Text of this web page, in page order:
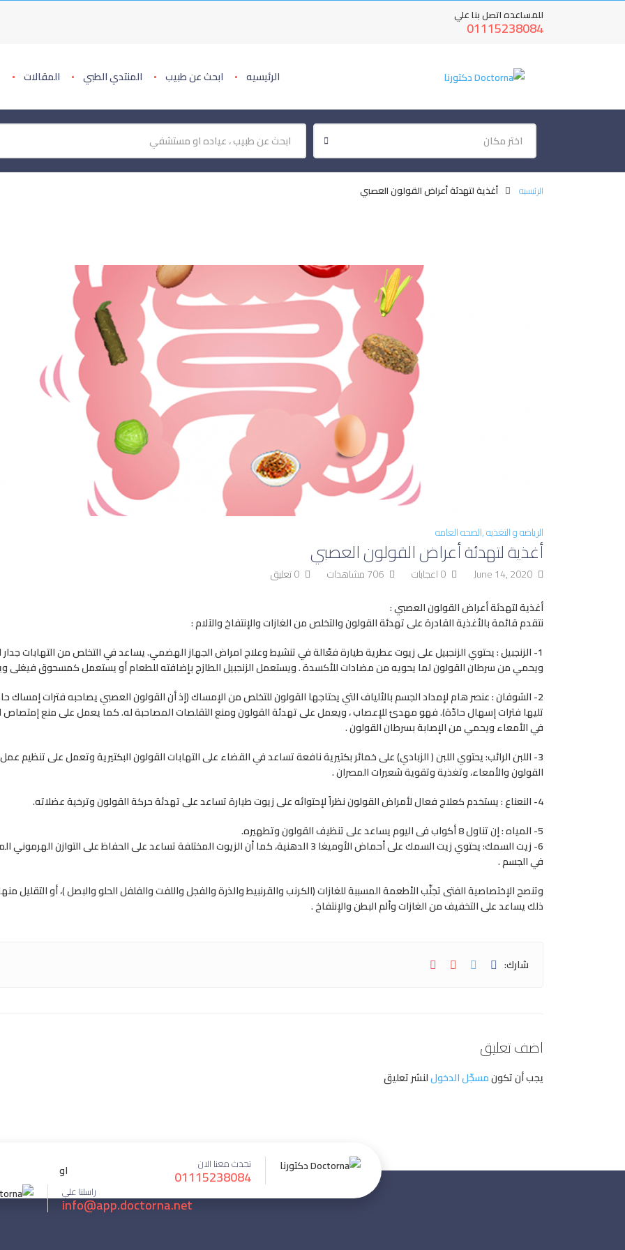
للمساعده اتصل بنا علي
01115238084
الرئيسيه ابحث عن طبيب المنتدي الطبي المقالات
اختر مكان
الرئيسيه أغذية لتهدئة أعراض القولون العصبي
الرياضه و التغذيه الصحه العامه
أغذية لتهدئة أعراض القولون العصبي
June 14, 2020 0 اعجابات 706 مشاهدات
0 تعليق
أغذية لتهدئة أعراض القولون العصبي :
نتقدم قائمة بالأغذية القادرة على تهدئة القولون والتخلص من الغازات والإنتفاخ والآلام :
1- الزنجبيل : يحتوي الزنجبيل على زيوت عطرية طيارة فعّالة في تنشيط وعلاج امراض الجهاز الهضمي. يساعد في التخلص من التهابات جدار
ويحمي من سرطان القولون لما يحويه من مضادات للأكسدة . ويستعمل الزنجبيل الطازج بإضافته للطعام أو يستعمل كمسحوق فيغلى
2- الشوفان : عنصر هام لإمداد الجسم بالألياف التي يحتاجها القولون للتخلص من الإمساك (إذ أن القولون العصبي يصاحبه فترات إمساك
تليها فترات إسهال حادّة). فهو مهدئ للإعصاب ، ويعمل على تهدئة القولون ومنع التقلصات المصاحبة له. كما يعمل على منع
في الأمعاء ويحمي من الإصابة بسرطان القولون .
3- اللبن الرائب: يحتوي اللبن ( الزبادي) على خمائر بكتيرية نافعة تساعد في القضاء على التهابات القولون البكتيرية وتعمل على تنظيم عمل
القولون والأمعاء، وتغذية وتقوية شعيرات المصران .
4- النعناع : يستخدم كعلاج فعال لأمراض القولون نظراً لإحتوائه على زيوت طيارة تساعد على تهدئة حركة القولون وترخية عضلاته.
5- المياه : إن تناول 8 أكواب فى اليوم يساعد على تنظيف القولون وتطهيره.
6- زيت السمك: يحتوي زيت السمك على أحماض الأوميغا 3 الدهنية، كما أن الزيوت المختلفة تساعد على الحفاظ على التوازن
في الجسم .
وتنصح الإختصاصية الفتى تجنّب الأطعمة المسببة للغازات (الكرنب والقرنبيط والذرة والفجل واللفت والفلفل الحلو والبصل )، أو التقليل
ذلك يساعد على التخفيف من الغازات وألم البطن والإنتفاخ .
شارك:
اضف تعليق
يجب أن تكونمسجّل الدخوللنشر تعليق
تحدث معنا الان
01115238084
راسلنا علي
info@app.doctorna.net
او